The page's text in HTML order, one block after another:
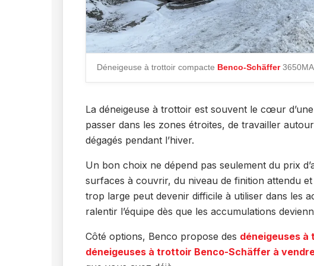
Déneigeuse à trottoir compacte Benco-Schäffer
La déneigeuse à trottoir est souvent le cœur
passer dans les zones étroites, de travailler
dégagés pendant l’hiver.
Un bon choix ne dépend pas seulement du prix
surfaces à couvrir, du niveau de finition attendu
trop large peut devenir difficile à utiliser dans les
ralentir l’équipe dès que les accumulations
Côté options, Benco propose des déneigeuses
déneigeuses à trottoir Benco-Schäffer à